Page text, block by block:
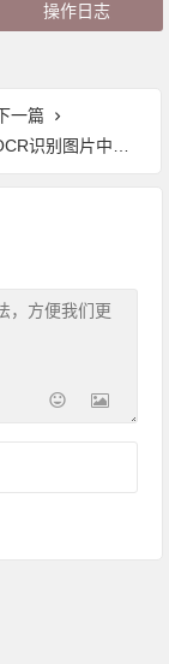
操作日志
一篇
识别图片中的文字